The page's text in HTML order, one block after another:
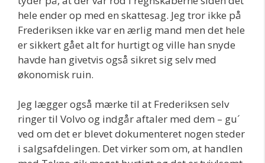
hele ender op med en skattesag. Jeg tror ikke på
Frederiksen ikke var en ærlig mand men det hele
er sikkert gået alt for hurtigt og ville han snyde
havde han givetvis også sikret sig selv med
økonomisk ruin.
Jeg lægger også mærke til at Frederiksen selv
ringer til Volvo og indgår aftaler med dem – gu´
ved om det er blevet dokumenteret nogen steder
i salgsafdelingen. Det virker som om, at handlen